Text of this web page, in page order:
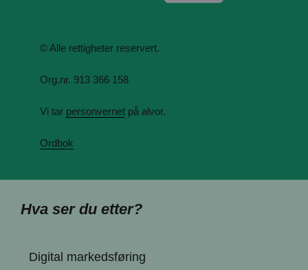
© Alle rettigheter reservert.
Org.nr. 913 366 158
Vi tar personvernet på alvor.
Ordbok
Hva ser du etter?
Digital markedsføring